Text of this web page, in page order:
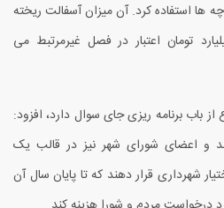
ها استفاده کرد. آن میزان آسفالت ریخته
تومان اعتبار در فصل غیرمرتبط می
باب برنامه ریزی جای سوال دارد، افزود:
و اعضای شورای شهر نیز در قالب یک
شهرداری قرار دهند که تا پایان سال آن